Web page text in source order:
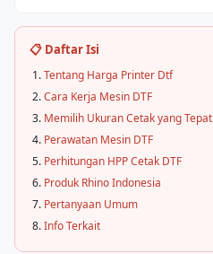
📋 Daftar Isi
Tentang Harga Printer Dtf
Cara Kerja Mesin DTF
Memilih Ukuran Cetak yang Tepat
Perawatan Mesin DTF
Perhitungan HPP Cetak DTF
Produk Rhino Indonesia
Pertanyaan Umum
Info Terkait